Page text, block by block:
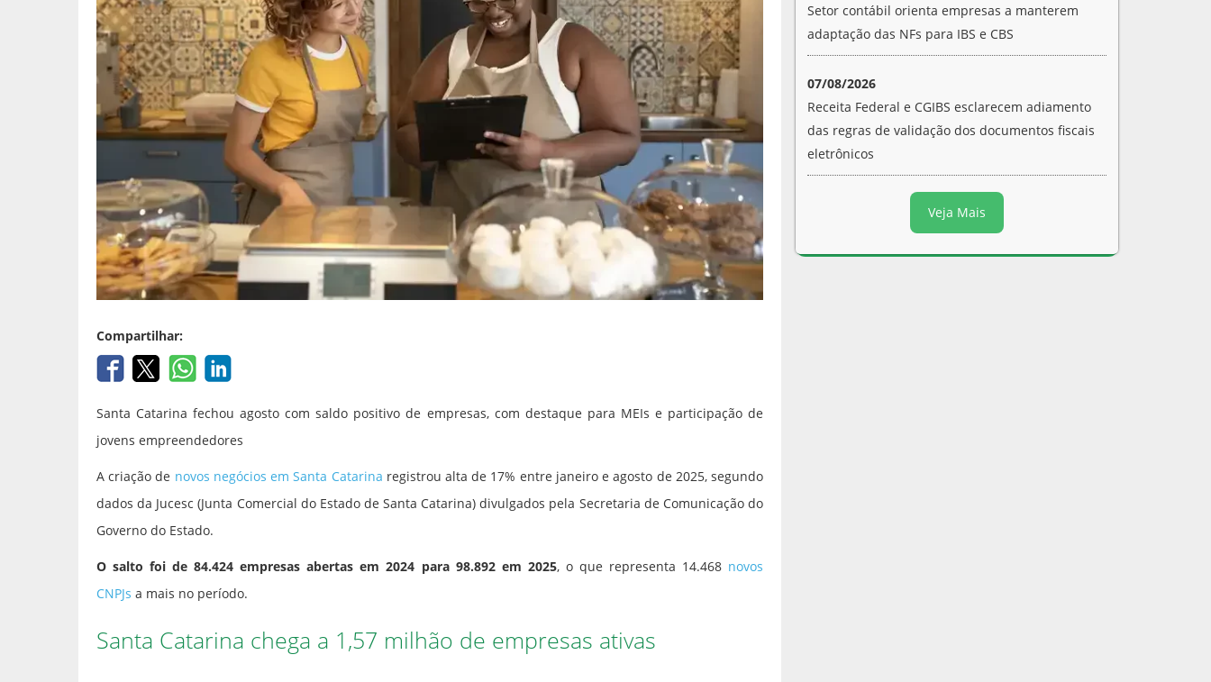
Compartilhar:
Santa Catarina fechou agosto com saldo positivo de empresas, com destaque para MEIs e participação de
jovens empreendedores
A criação de novos negócios em Santa Catarina registrou alta de 17% entre janeiro e agosto de 2025, segundo
dados da Jucesc (Junta Comercial do Estado de Santa Catarina) divulgados pela Secretaria de Comunicação do
Governo do Estado.
O salto foi de 84.424 empresas abertas em 2024 para 98.892 em 2025, o que representa 14.468 novos
CNPJs a mais no período.
Santa Catarina chega a 1,57 milhão de empresas ativas
Setor contábil orienta empresas a manterem
adaptação das NFs para IBS e CBS
07/08/2026
Receita Federal e CGIBS esclarecem adiamento
das regras de validação dos documentos fiscais
eletrônicos
Veja Mais